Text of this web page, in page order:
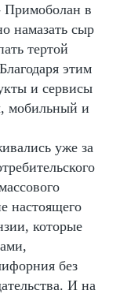
Примоболан в
намазать сыр
тертой
этим
и сервисы
мобильный и
уже за
настоящего
которые
без
И на